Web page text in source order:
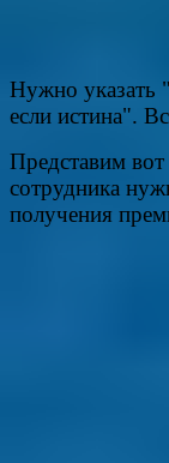
Нужно указать
если истина".
Представим
сотрудника
получения